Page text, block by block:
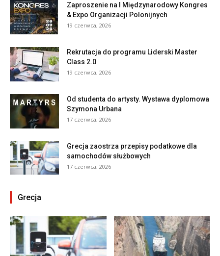
Zaproszenie na I Międzynarodowy Kongres
& Expo Organizacji Polonijnych
19 czerwca, 2026
Rekrutacja do programu Liderski Master
Class 2.0
19 czerwca, 2026
Od studenta do artysty. Wystawa dyplomowa
Szymona Urbana
17 czerwca, 2026
Grecja zaostrza przepisy podatkowe dla
samochodów służbowych
17 czerwca, 2026
Grecja